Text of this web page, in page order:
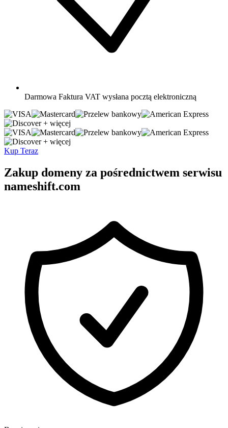
Darmowa Faktura VAT wysłana pocztą elektroniczną
+ więcej
+ więcej
Kup Teraz
Zakup domeny za pośrednictwem serwisu
nameshift.com